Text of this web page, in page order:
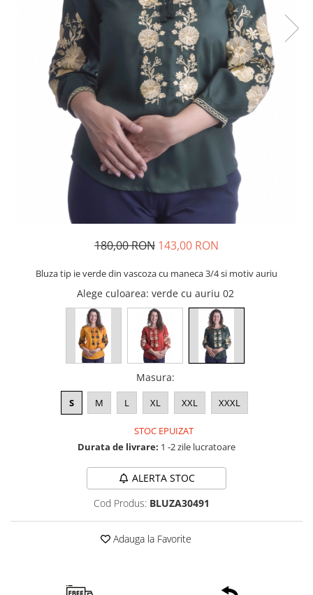
180,00 RON 143,00 RON
Bluza tip ie verde din vascoza cu maneca 3/4 si motiv auriu
Alege culoarea: verde cu auriu 02
Masura:
S M L XL XXL XXXL
STOC EPUIZAT
Durata de livrare: 1 -2 zile lucratoare
ALERTA STOC
Cod Produs: BLUZA30491
Adauga la Favorite